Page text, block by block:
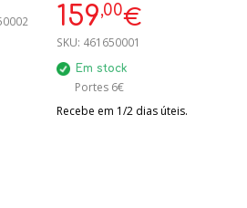
159,00€
SKU: 461650001
Em stock
Portes 6€
Recebe em 1/2 dias úteis.